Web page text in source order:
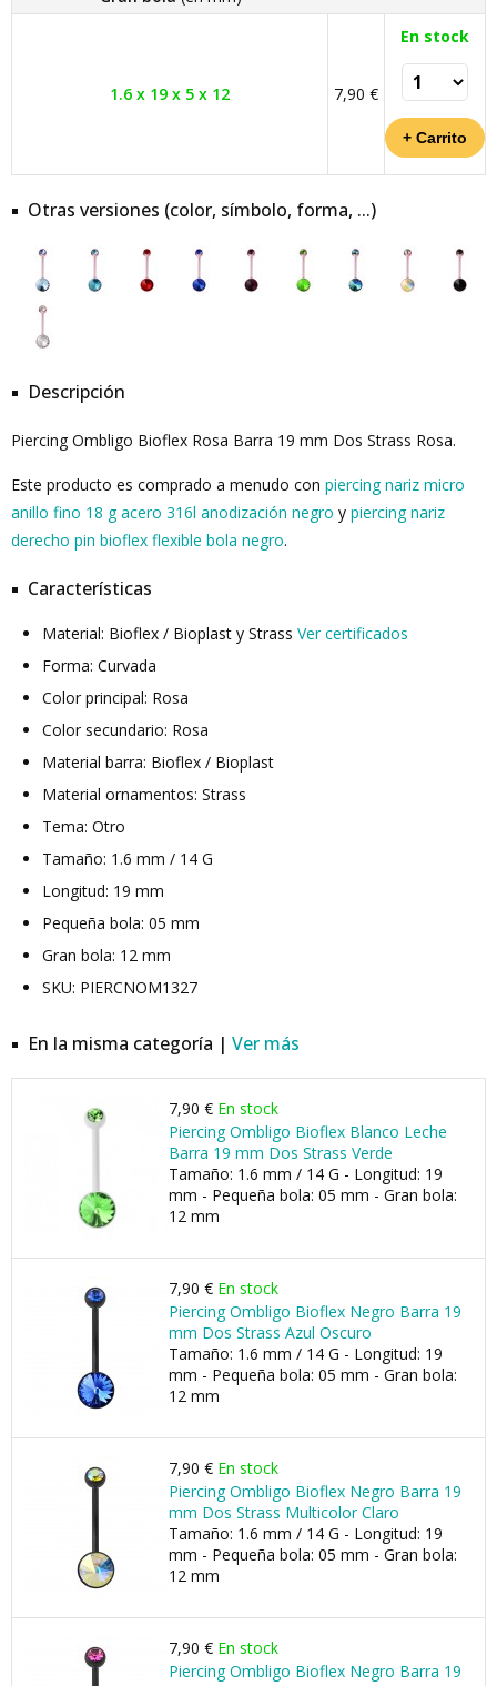
1.6 x 19 x 5 x 12 7,90 €
En stock
Otras versiones (color, símbolo, forma, ...)
Descripción
Piercing Ombligo Bioflex Rosa Barra 19 mm Dos Strass Rosa.
Este producto es comprado a menudo con piercing nariz micro
anillo fino 18 g acero 316l anodización negro y piercing nariz
derecho pin bioflex flexible bola negro.
Características
Material: Bioflex / Bioplast y Strass Ver certificados
Forma: Curvada
Color principal: Rosa
Color secundario: Rosa
Material barra: Bioflex / Bioplast
Material ornamentos: Strass
Tema: Otro
Tamaño: 1.6 mm / 14 G
Longitud: 19 mm
Pequeña bola: 05 mm
Gran bola: 12 mm
SKU: PIERCNOM1327
En la misma categoría | Ver más
7,90 € En stock
Piercing Ombligo Bioflex Blanco Leche
Barra 19 mm Dos Strass Verde
Tamaño: 1.6 mm / 14 G - Longitud: 19
mm - Pequeña bola: 05 mm - Gran bola:
12 mm
7,90 € En stock
Piercing Ombligo Bioflex Negro Barra 19
mm Dos Strass Azul Oscuro
Tamaño: 1.6 mm / 14 G - Longitud: 19
mm - Pequeña bola: 05 mm - Gran bola:
12 mm
7,90 € En stock
Piercing Ombligo Bioflex Negro Barra 19
mm Dos Strass Multicolor Claro
Tamaño: 1.6 mm / 14 G - Longitud: 19
mm - Pequeña bola: 05 mm - Gran bola:
12 mm
7,90 € En stock
Piercing Ombligo Bioflex Negro Barra 19